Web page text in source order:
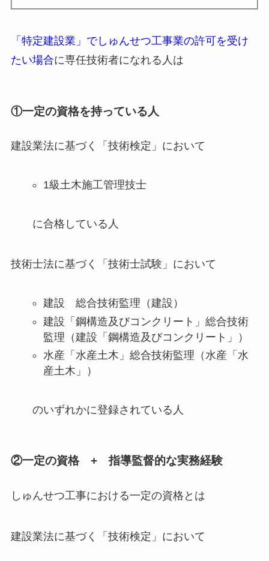
「特定建設業」でしゅんせつ工事業の許可を受け
たい場合に専任技術者になれる人は
①一定の資格を持っている人
建設業法に基づく「技術検定」において
1級土木施工管理技士
に合格している人
技術士法に基づく「技術士試験」において
建設 総合技術監理（建設）
建設「鋼構造及びコンクリート」総合技術
監理（建設「鋼構造及びコンクリート」）
水産「水産土木」総合技術監理（水産「水
産土木」）
のいずれかに登録されている人
②一定の資格 + 指導監督的な実務経験
しゅんせつ工事における一定の資格とは
建設業法に基づく「技術検定」において